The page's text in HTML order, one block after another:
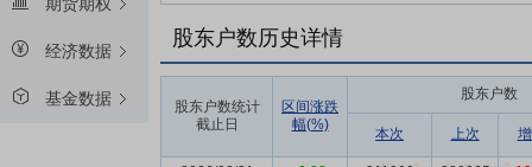
期货期权
经济数据
基金数据
股东户数历史详情
股东户数统计
截止日
区间涨跌
幅(%)
股东户数
本次 上次